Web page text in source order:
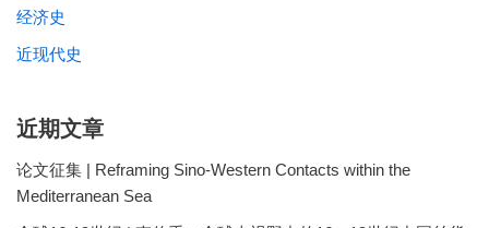
经济史
近现代史
近期文章
论文征集 | Reframing Sino-Western Contacts within the
Mediterranean Sea